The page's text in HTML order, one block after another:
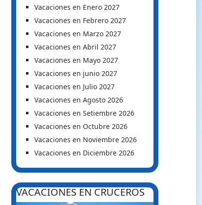
Vacaciones en Enero 2027
Vacaciones en Febrero 2027
Vacaciones en Marzo 2027
Vacaciones en Abril 2027
Vacaciones en Mayo 2027
Vacaciones en junio 2027
Vacaciones en Julio 2027
Vacaciones en Agosto 2026
Vacaciones en Setiembre 2026
Vacaciones en Octubre 2026
Vacaciones en Noviembre 2026
Vacaciones en Diciembre 2026
VACACIONES EN CRUCEROS